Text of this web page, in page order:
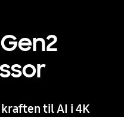
til AI i 4K